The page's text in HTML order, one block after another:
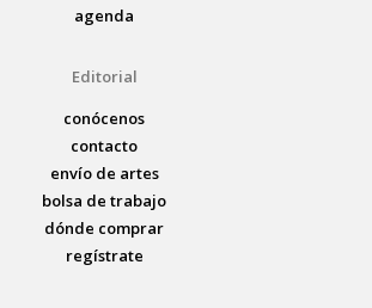
agenda
Editorial
conócenos
contacto
envío de artes
bolsa de trabajo
dónde comprar
regístrate